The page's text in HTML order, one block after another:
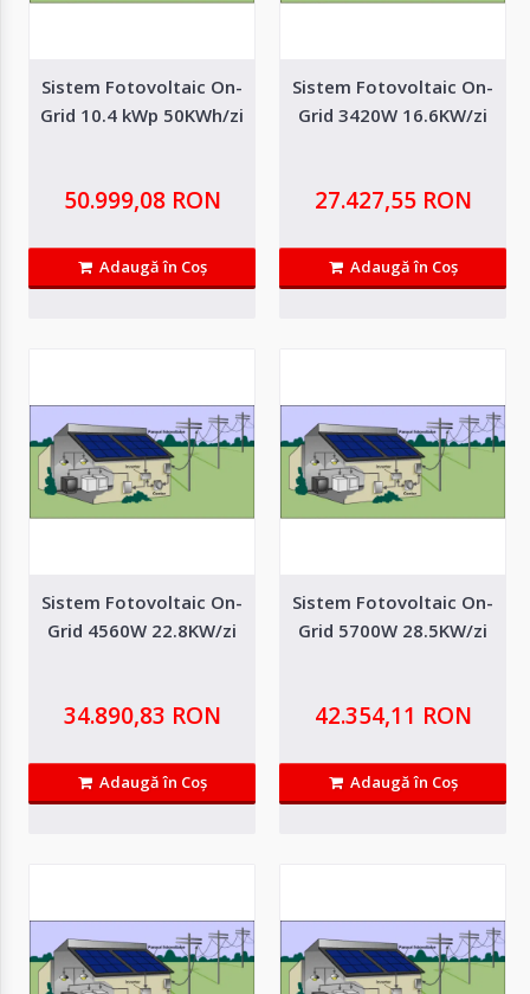
Configurator
50.999,08 RON
Sistem Fotovoltaic On-
Grid 10.4 kWp 50KWh/zi
50.999,08 RON
Adaugă în Coş
Sistem Fotovoltaic On-
Grid 3420W 16.6KW/zi
27.427,55 RON
Adaugă în Coş
Sistem Fotovoltaic On-
Grid 4560W 22.8KW/zi
34.890,83 RON
Adaugă în Coş
Sistem Fotovoltaic On-
Grid 5700W 28.5KW/zi
42.354,11 RON
Adaugă în Coş